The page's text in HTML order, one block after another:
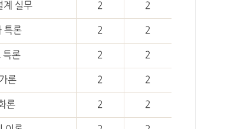
계 실무 2 2
특론 2 2
특론 2 2
론 2 2
론 2 2